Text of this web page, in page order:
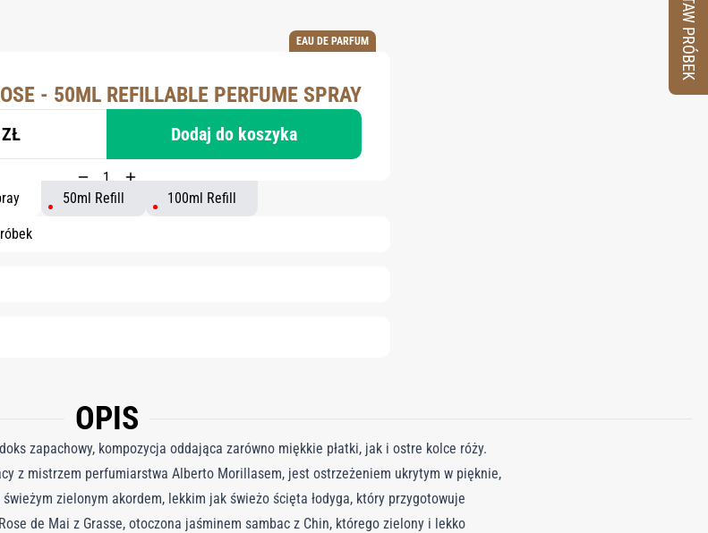
EAU DE PARFUM
- 50ML REFILLABLE PERFUME SPRAY
Dodaj do koszyka
50ml Refill 100ml Refill
OPIS
zapachowy, kompozycja oddająca zarówno miękkie płatki, jak i ostre kolce róży.
z mistrzem perfumiarstwa Alberto Morillasem, jest ostrzeżeniem ukrytym w pięknie,
zielonym akordem, lekkim jak świeżo ścięta łodyga, który przygotowuje
de Mai z Grasse, otoczona jaśminem sambac z Chin, którego zielony i lekko
ZESTAW PRÓBEK